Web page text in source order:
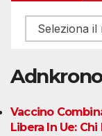
Archivio
Vaccino
Libera In Ue: